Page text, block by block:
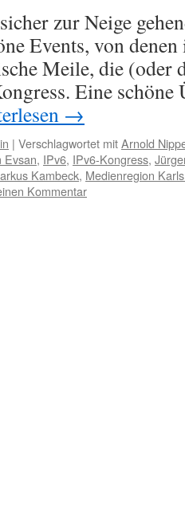
zur Neige
Events, von
Meile, die
Eine schöne
→
| Verschlagwortet mitArnold
Evsan, IPv6, IPv6-Kongress,
Kambeck, Medienregion
Kommentar